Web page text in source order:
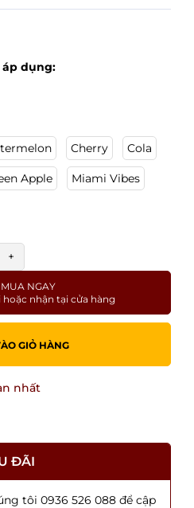
áp dụng:
Cherry Cola
Apple Miami Vibes
+
MUA NGAY
nhận tại cửa hàng
GIỎ HÀNG
nhất
ĐÃI
tôi 0936 526 088 để cập